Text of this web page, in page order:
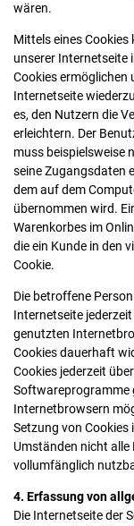
wären.
Mittels eines
unserer Internetseite
Cookies ermöglichen
Internetseite
es, den Nutzern die
erleichtern. Der
muss beispielsweise
seine Zugangsdaten
dem auf dem
übernommen wird.
Warenkorbes im
die ein Kunde in den
Cookie.
Die betroffene
Internetseite
genutzten
Cookies dauerhaft
Cookies jederzeit
Softwareprogramme
Internetbrowsern
Setzung von
Umständen nicht
vollumfänglich
4. Erfassung von
Die Internetseite der